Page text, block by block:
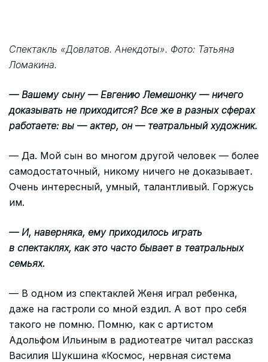
Спектакль «Довлатов. Анекдоты». Фото: Татьяна
Ломакина.
— Вашему сыну — Евгению Лемешонку — ничего
доказывать не приходится? Все же в разных сферах
работаете: вы — актер, он — театральный художник.
— Да. Мой сын во многом другой человек — более
самодостаточный, никому ничего не доказывает.
Очень интересный, умный, талантливый. Горжусь
им.
— И, наверняка, ему приходилось играть
в спектаклях, как это часто бывает в театральных
семьях.
— В одном из спектаклей Женя играл ребенка,
даже на гастроли со мной ездил. А вот про себя
такого не помню. Помню, как с артистом
Адольфом Ильиным в радиотеатре читал рассказ
Василия Шукшина «Космос, нервная система